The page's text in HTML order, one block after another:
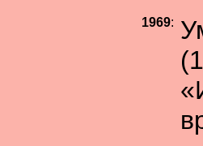
1969: